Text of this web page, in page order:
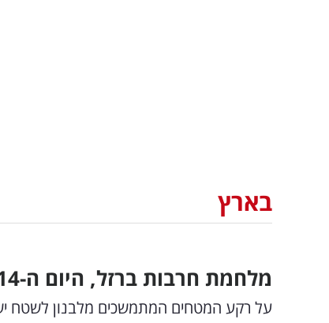
בארץ
מלחמת חרבות ברזל, היום ה-14: ירי לדרום, חדירת מחבל בגליל
על רקע המטחים המתמשכים מלבנון לשטח